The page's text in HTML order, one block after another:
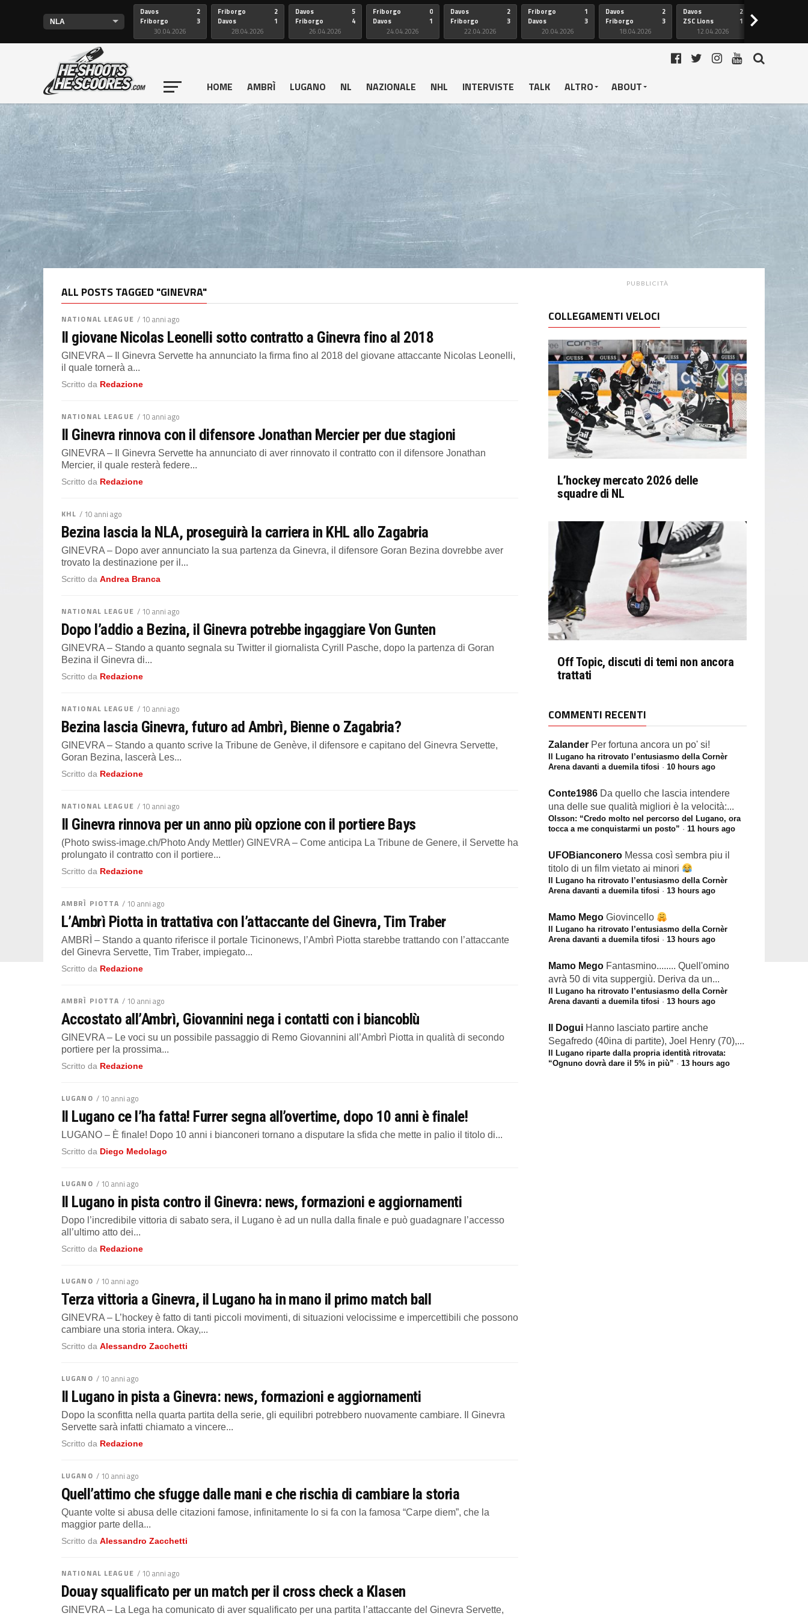
Davos
Friborgo
2
3
30.04.2026
Friborgo
Davos
2
1
28.04.2026
Davos
Friborgo
5
4
26.04.2026
Friborgo
Davos
0
1
24.04.2026
Davos
Friborgo
2
3
22.04.2026
Friborgo
Davos
1
3
20.04.2026
Davos
Friborgo
2
3
18.04.2026
Davos
ZSC Lions
2
1
12.04.2026
>
HOME AMBRÌ LUGANO NL NAZIONALE NHL INTERVISTE TALK ALTRO ABOUT
ALL POSTS TAGGED "GINEVRA"
NATIONAL LEAGUE / 10 anni ago
Il giovane Nicolas Leonelli sotto contratto a Ginevra fino al 2018
GINEVRA – Il Ginevra Servette ha annunciato la firma fino al 2018 del giovane attaccante Nicolas Leonelli,
il quale tornerà a...
Scritto da Redazione
NATIONAL LEAGUE / 10 anni ago
Il Ginevra rinnova con il difensore Jonathan Mercier per due stagioni
GINEVRA – Il Ginevra Servette ha annunciato di aver rinnovato il contratto con il difensore Jonathan
Mercier, il quale resterà federe...
Scritto da Redazione
KHL / 10 anni ago
Bezina lascia la NLA, proseguirà la carriera in KHL allo Zagabria
GINEVRA – Dopo aver annunciato la sua partenza da Ginevra, il difensore Goran Bezina dovrebbe aver
trovato la destinazione per il...
Scritto da Andrea Branca
NATIONAL LEAGUE / 10 anni ago
Dopo l’addio a Bezina, il Ginevra potrebbe ingaggiare Von Gunten
GINEVRA – Stando a quanto segnala su Twitter il giornalista Cyrill Pasche, dopo la partenza di Goran
Bezina il Ginevra di...
Scritto da Redazione
NATIONAL LEAGUE / 10 anni ago
Bezina lascia Ginevra, futuro ad Ambrì, Bienne o Zagabria?
GINEVRA – Stando a quanto scrive la Tribune de Genève, il difensore e capitano del Ginevra Servette,
Goran Bezina, lascerà Les...
Scritto da Redazione
NATIONAL LEAGUE / 10 anni ago
Il Ginevra rinnova per un anno più opzione con il portiere Bays
(Photo swiss-image.ch/Photo Andy Mettler) GINEVRA – Come anticipa La Tribune de Genere, il Servette ha
prolungato il contratto con il portiere...
Scritto da Redazione
AMBRÌ PIOTTA / 10 anni ago
L’Ambrì Piotta in trattativa con l’attaccante del Ginevra, Tim Traber
AMBRÌ – Stando a quanto riferisce il portale Ticinonews, l’Ambrì Piotta starebbe trattando con l’attaccante
del Ginevra Servette, Tim Traber, impiegato...
Scritto da Redazione
AMBRÌ PIOTTA / 10 anni ago
Accostato all’Ambrì, Giovannini nega i contatti con i biancoblù
GINEVRA – Le voci su un possibile passaggio di Remo Giovannini all’Ambrì Piotta in qualità di secondo
portiere per la prossima...
Scritto da Redazione
LUGANO / 10 anni ago
Il Lugano ce l’ha fatta! Furrer segna all’overtime, dopo 10 anni è finale!
LUGANO – È finale! Dopo 10 anni i bianconeri tornano a disputare la sfida che mette in palio il titolo di...
Scritto da Diego Medolago
LUGANO / 10 anni ago
Il Lugano in pista contro il Ginevra: news, formazioni e aggiornamenti
Dopo l’incredibile vittoria di sabato sera, il Lugano è ad un nulla dalla finale e può guadagnare l’accesso
all’ultimo atto dei...
Scritto da Redazione
LUGANO / 10 anni ago
Terza vittoria a Ginevra, il Lugano ha in mano il primo match ball
GINEVRA – L’hockey è fatto di tanti piccoli movimenti, di situazioni velocissime e impercettibili che possono
cambiare una storia intera. Okay,...
Scritto da Alessandro Zacchetti
LUGANO / 10 anni ago
Il Lugano in pista a Ginevra: news, formazioni e aggiornamenti
Dopo la sconfitta nella quarta partita della serie, gli equilibri potrebbero nuovamente cambiare. Il Ginevra
Servette sarà infatti chiamato a vincere...
Scritto da Redazione
LUGANO / 10 anni ago
Quell’attimo che sfugge dalle mani e che rischia di cambiare la storia
Quante volte si abusa delle citazioni famose, infinitamente lo si fa con la famosa “Carpe diem”, che la
maggior parte della...
Scritto da Alessandro Zacchetti
NATIONAL LEAGUE / 10 anni ago
Douay squalificato per un match per il cross check a Klasen
GINEVRA – La Lega ha comunicato di aver squalificato per una partita l’attaccante del Ginevra Servette,
PUBBLICITÀ
COLLEGAMENTI VELOCI
L’hockey mercato 2026 delle
squadre di NL
Off Topic, discuti di temi non ancora
trattati
COMMENTI RECENTI
Zalander Per fortuna ancora un po' si!
Il Lugano ha ritrovato l’entusiasmo della Cornèr
Arena davanti a duemila tifosi · 10 hours ago
Conte1986 Da quello che lascia intendere
una delle sue qualità migliori è la velocità:...
Olsson: “Credo molto nel percorso del Lugano, ora
tocca a me conquistarmi un posto” · 11 hours ago
UFOBianconero Messa così sembra piu il
titolo di un film vietato ai minori
Il Lugano ha ritrovato l’entusiasmo della Cornèr
Arena davanti a duemila tifosi · 13 hours ago
Mamo Mego Giovincello
Il Lugano ha ritrovato l’entusiasmo della Cornèr
Arena davanti a duemila tifosi · 13 hours ago
Mamo Mego Fantasmino........ Quell'omino
avrà 50 di vita suppergiù. Deriva da un...
Il Lugano ha ritrovato l’entusiasmo della Cornèr
Arena davanti a duemila tifosi · 13 hours ago
Il Dogui Hanno lasciato partire anche
Segafredo (40ina di partite), Joel Henry (70),...
Il Lugano riparte dalla propria identità ritrovata:
“Ognuno dovrà dare il 5% in più” · 13 hours ago